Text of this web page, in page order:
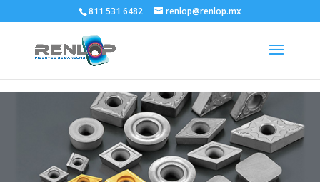
811 531 6482 renlop@renlop.mx